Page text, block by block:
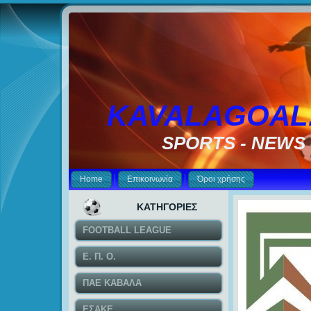
SPORTS - NEWS
Home Επικοινωνία Όροι χρήσης
ΚΑΤΗΓΟΡΙΕΣ
FOOTBALL LEAGUE
Ε. Π. Ο.
ΠΑΕ ΚΑΒΑΛΑ